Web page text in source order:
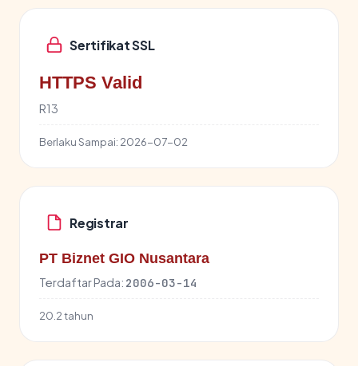
Sertifikat SSL
HTTPS Valid
R13
Berlaku Sampai: 2026-07-02
Registrar
PT Biznet GIO Nusantara
Terdaftar Pada: 2006-03-14
20.2 tahun